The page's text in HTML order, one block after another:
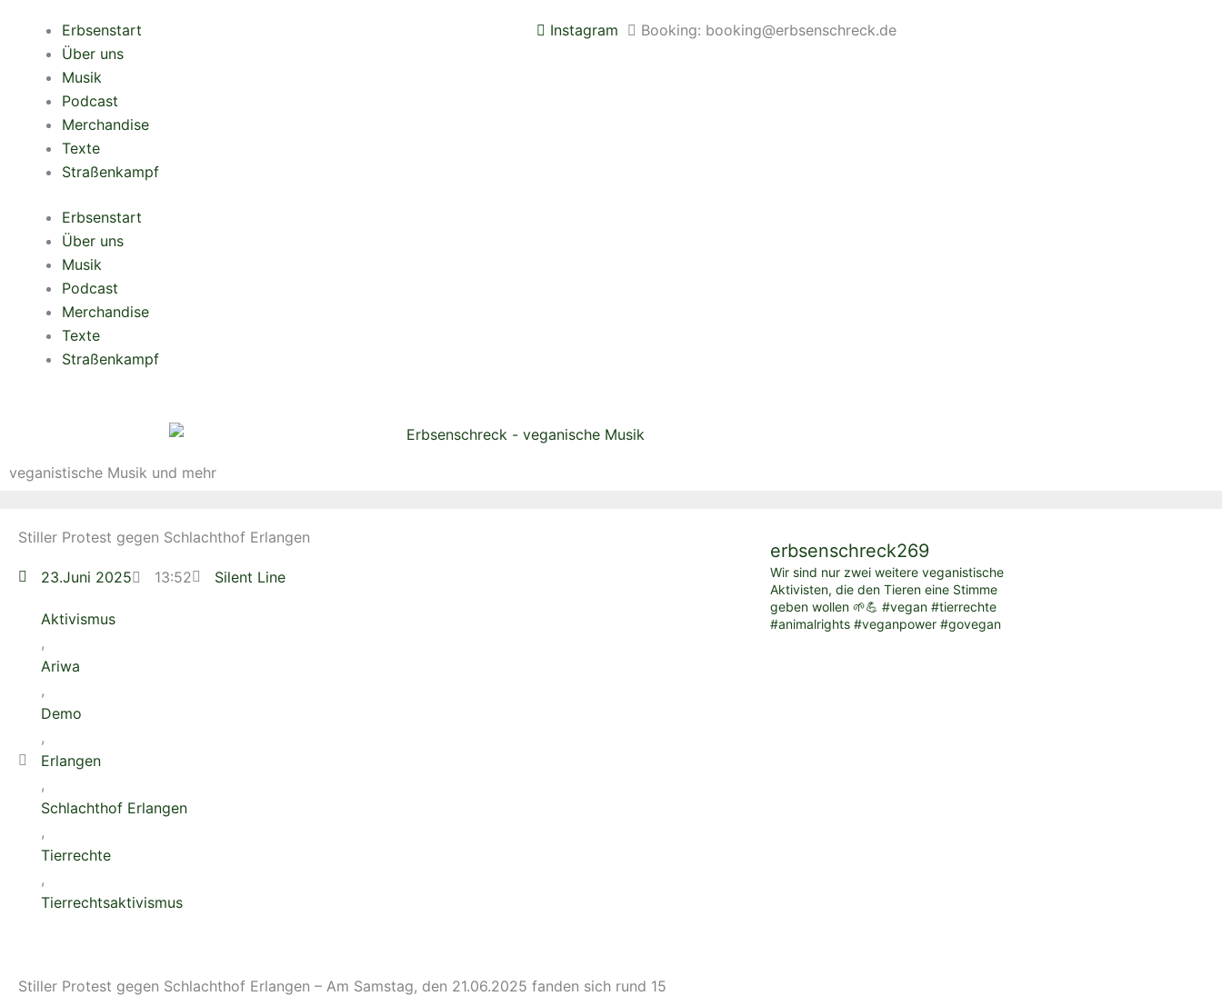
springen
Erbsenstart
Über uns
Musik
Podcast
Merchandise
Texte
Straßenkampf
Erbsenstart
Über uns
Musik
Podcast
Merchandise
Texte
Straßenkampf
Instagram Booking: booking@erbsenschreck.de
veganistische Musik und mehr
Stiller Protest gegen Schlachthof Erlangen
23.Juni 2025 13:52 Silent Line
Aktivismus
,
Ariwa
,
Demo
,
Erlangen
,
Schlachthof Erlangen
,
Tierrechte
,
Tierrechtsaktivismus
Stiller Protest gegen Schlachthof Erlangen – Am Samstag, den 21.06.2025 fanden sich rund 15
erbsenschreck269
Wir sind nur zwei weitere veganistische
Aktivisten, die den Tieren eine Stimme
geben wollen 🌱💪 #vegan #tierrechte
#animalrights #veganpower #govegan